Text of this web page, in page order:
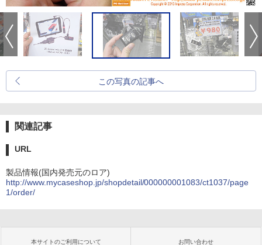
この写真の記事へ
関連記事
URL
製品情報(国内発売元のロア)
http://www.mycaseshop.jp/shopdetail/000000001083/ct1037/page
1/order/
本サイトのご利用について お問い合わせ